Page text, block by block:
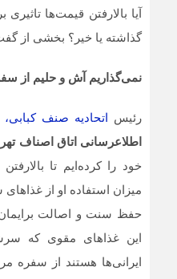
آیا بالارفتن قیمت‌ها
گذاشته یا خیر؟ بخشی از
نمی‌گذاریم آش و حلیم از
رئیس اتحادیه صنف
اطلاع‎رسانی اتاق اصناف تهران،
خود را کرده‌ایم تا
میزان استفاده او از
حفظ سنت و اصالت
این غذاهای مقوی که
ایرانی‌ها هستند از سفره